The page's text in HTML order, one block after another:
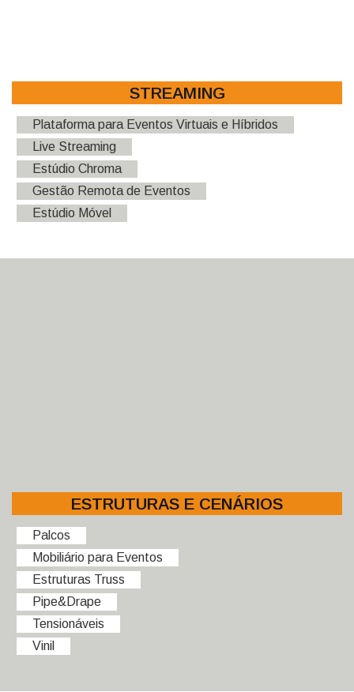
STREAMING
Plataforma para Eventos Virtuais e Híbridos
Live Streaming
Estúdio Chroma
Gestão Remota de Eventos
Estúdio Móvel
ESTRUTURAS E CENÁRIOS
Palcos
Mobiliário para Eventos
Estruturas Truss
Pipe&Drape
Tensionáveis
Vinil